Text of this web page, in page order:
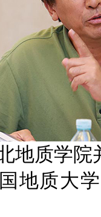
地质学院
地质大